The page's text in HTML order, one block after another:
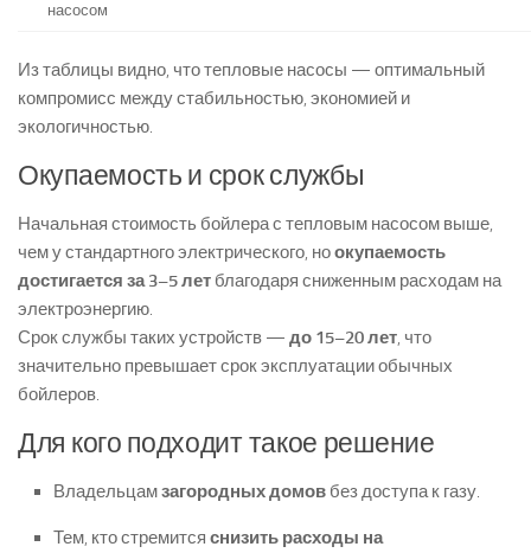
насосом
Из таблицы видно, что тепловые насосы — оптимальный
компромисс между стабильностью, экономией и
экологичностью.
Окупаемость и срок службы
Начальная стоимость бойлера с тепловым насосом выше,
чем у стандартного электрического, ноокупаемость
достигается за 3–5 лет благодаря сниженным расходам на
электроэнергию.
Срок службы таких устройств — до 15–20 лет, что
значительно превышает срок эксплуатации обычных
бойлеров.
Для кого подходит такое решение
Владельцамзагородных домов без доступа к газу.
Тем, кто стремится снизить расходы на